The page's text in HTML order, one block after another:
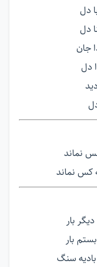
دل
دل
جان
دل
نماند
کس نماند
بار
بار
سنگ